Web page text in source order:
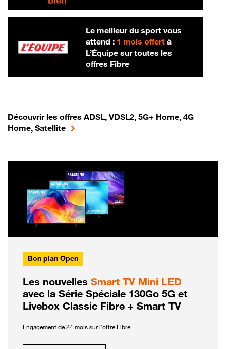
Le meilleur du sport vous
attend : 1 mois offertà
L’Équipe sur toutes les
offres Fibre
Découvrir les offres ADSL, VDSL2, 5G+ Home, 4G
Home, Satellite
Bon plan Open
Les nouvelles Smart TV Mini LED
avec la Série Spéciale 130Go 5G et
Livebox Classic Fibre + Smart TV
Engagement de 24 mois sur l'offre Fibre